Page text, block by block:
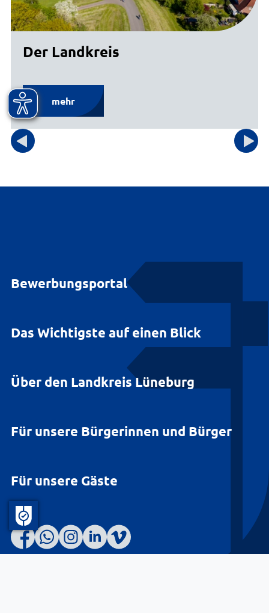
Der Landkreis
mehr
Bewerbungsportal
Das Wichtigste auf einen Blick
Über den Landkreis Lüneburg
Für unsere Bürgerinnen und Bürger
Für unsere Gäste